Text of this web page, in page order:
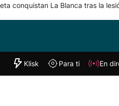
conquistan La Blanca tras la
"Helmuga"
Klisk
Klisk Para ti En